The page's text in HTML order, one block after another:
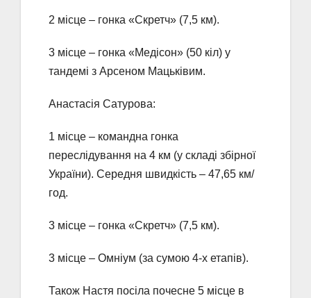
2 місце – гонка «Скретч» (7,5 км).
3 місце – гонка «Медісон» (50 кіл) у
тандемі з Арсеном Мацьківим.
Анастасія Сатурова:
1 місце – командна гонка
переслідування на 4 км (у складі збірної
України). Середня швидкість – 47,65 км/
год.
3 місце – гонка «Скретч» (7,5 км).
3 місце – Омніум (за сумою 4-х етапів).
Також Настя посіла почесне 5 місце в